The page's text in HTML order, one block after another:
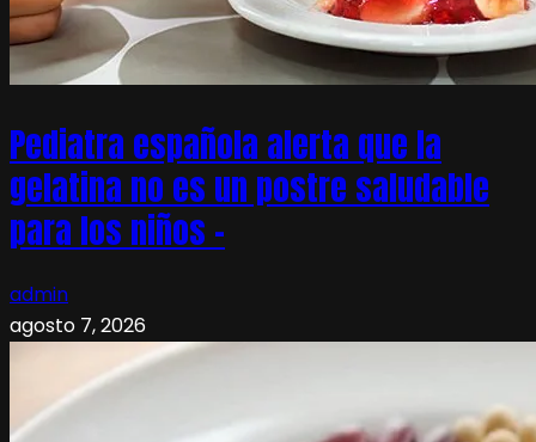
Pediatra española alerta que la
gelatina no es un postre saludable
para los niños –
admin
agosto 7, 2026